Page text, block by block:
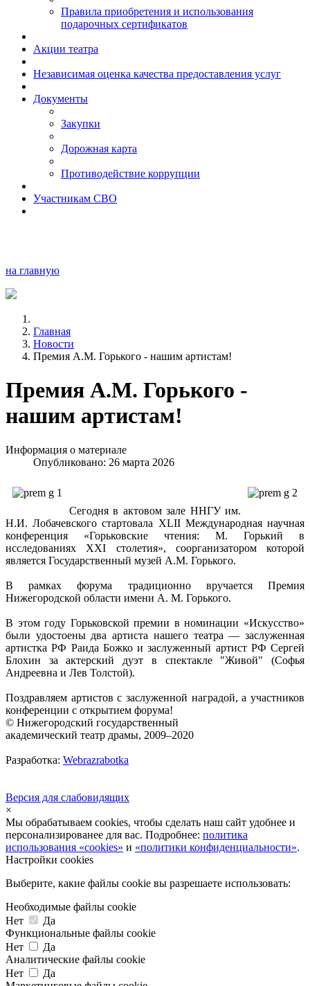
Правила приобретения и использования
подарочных сертификатов
Акции театра
Независимая оценка качества предоставления услуг
Документы
Закупки
Дорожная карта
Противодействие коррупции
Участникам СВО
на главную
Главная
Новости
Премия А.М. Горького - нашим артистам!
Премия А.М. Горького -
нашим артистам!
Информация о материале
Опубликовано: 26 марта 2026
Сегодня в актовом зале ННГУ им.
Н.И. Лобачевского стартовала XLII Международная научная
конференция «Горьковские чтения: М. Горький в
исследованиях ХХI столетия», соорганизатором которой
является Государственный музей А.М. Горького.
В рамках форума традиционно вручается Премия
Нижегородской области имени А. М. Горького.
В этом году Горьковской премии в номинации «Искусство»
были удостоены два артиста нашего театра — заслуженная
артистка РФ Раида Божко и заслуженный артист РФ Сергей
Блохин за актерский дуэт в спектакле "Живой" (Софья
Андреевна и Лев Толстой).
Поздравляем артистов с заслуженной наградой, а участников
конференции с открытием форума!
© Нижегородский государственный
академический театр драмы, 2009–2020
Разработка: Webrazrabotka
Версия для слабовидящих
×
Мы обрабатываем cookies, чтобы сделать наш сайт удобнее и
персонализированее для вас. Подробнее: политика
использования «cookies» и «политики конфиденциальности».
Настройки cookies
Выберите, какие файлы cookie вы разрешаете использовать:
Необходимые файлы cookie
Нет
Да
Функциональные файлы cookie
Нет
Да
Аналитические файлы cookie
Нет
Да